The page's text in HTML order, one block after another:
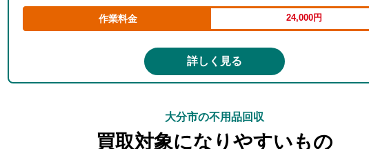
作業料金 24,000円
詳しく見る
大分市の不用品回収
買取対象になりやすいもの